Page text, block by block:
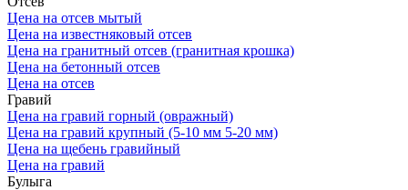
Цена на отсев мытый
Цена на известняковый отсев
Цена на гранитный отсев (гранитная крошка)
Цена на бетонный отсев
Цена на отсев
Гравий
Цена на гравий горный (овражный)
Цена на гравий крупный (5-10 мм 5-20 мм)
Цена на щебень гравийный
Цена на гравий
Булыга